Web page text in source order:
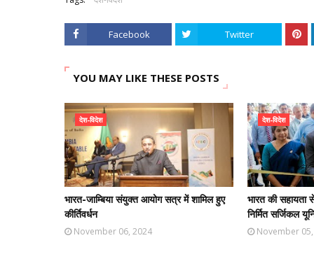
Facebook Twitter
YOU MAY LIKE THESE POSTS
देश-विदेश
भारत-जाम्बिया संयुक्त आयोग सत्र में शामिल हुए
कीर्तिवर्धन
November 06, 2024
देश-विदेश
भारत की
निर्मित सर्जिकल
November